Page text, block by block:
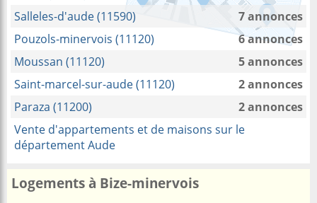
Salleles-d'aude (11590)
7 annonces
Pouzols-minervois (11120)
6 annonces
Moussan (11120)
5 annonces
Saint-marcel-sur-aude (11120)
2 annonces
Paraza (11200)
2 annonces
Vente d'appartements et de maisons sur le
département Aude
Logements à Bize-minervois